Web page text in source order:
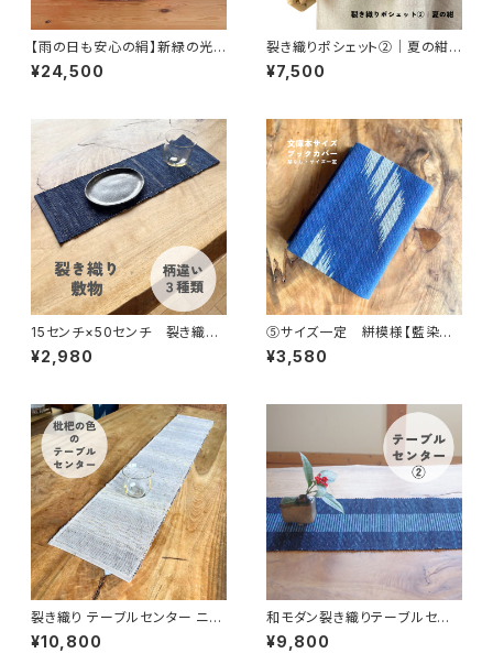
【雨の日も安心の絹】新緑の光を
まとう「柿渋手織り持ち手」の着
物がま口バッグ（撥水加工済）
¥24,500
裂き織りポシェット②｜夏の紺・
夕暮れの空｜手織り・一点もの
¥7,500
15センチ×50センチ 裂き織り
コットン100％ 細長い敷物
¥2,980
⑤サイズ一定 絣模様【藍染め・
手織り】木綿の文庫本ブックカバ
ー（本藍・インド藍）｜読書好き
¥3,580
裂き織り テーブルセンター ニュ
アンスカラーコットン100％｜着
物リメイク・手織り・和モダンイ
¥10,800
和モダン裂き織りテーブルセンタ
ー ② ライン入り コットン1
00％
¥9,800